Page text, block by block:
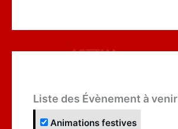
Liste des Évènement à venir
Animations festives